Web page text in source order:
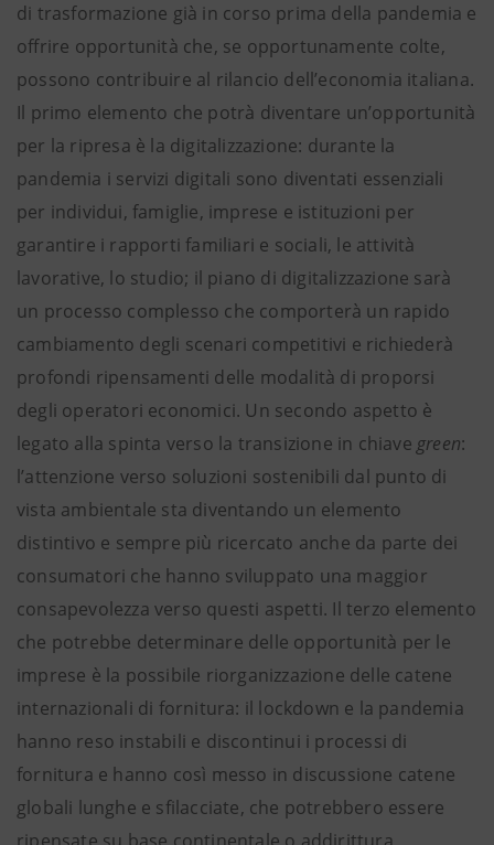
di trasformazione già in corso prima della pandemia e
offrire opportunità che, se opportunamente colte,
possono contribuire al rilancio dell’economia italiana.
Il primo elemento che potrà diventare un’opportunità
per la ripresa è la digitalizzazione: durante la
pandemia i servizi digitali sono diventati essenziali
per individui, famiglie, imprese e istituzioni per
garantire i rapporti familiari e sociali, le attività
lavorative, lo studio; il piano di digitalizzazione sarà
un processo complesso che comporterà un rapido
cambiamento degli scenari competitivi e richiederà
profondi ripensamenti delle modalità di proporsi
degli operatori economici. Un secondo aspetto è
legato alla spinta verso la transizione in chiave green:
l’attenzione verso soluzioni sostenibili dal punto di
vista ambientale sta diventando un elemento
distintivo e sempre più ricercato anche da parte dei
consumatori che hanno sviluppato una maggior
consapevolezza verso questi aspetti. Il terzo elemento
che potrebbe determinare delle opportunità per le
imprese è la possibile riorganizzazione delle catene
internazionali di fornitura: il lockdown e la pandemia
hanno reso instabili e discontinui i processi di
fornitura e hanno così messo in discussione catene
globali lunghe e sfilacciate, che potrebbero essere